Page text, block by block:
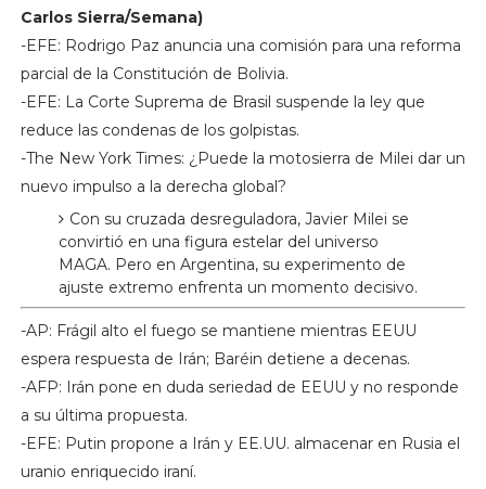
Carlos Sierra/Semana)
-EFE: Rodrigo Paz anuncia una comisión para una reforma
parcial de la Constitución de Bolivia.
-EFE: La Corte Suprema de Brasil suspende la ley que
reduce las condenas de los golpistas.
-The New York Times: ¿Puede la motosierra de Milei dar un
nuevo impulso a la derecha global?
Con su cruzada desreguladora, Javier Milei se
convirtió en una figura estelar del universo
MAGA. Pero en Argentina, su experimento de
ajuste extremo enfrenta un momento decisivo.
-AP: Frágil alto el fuego se mantiene mientras EEUU
espera respuesta de Irán; Baréin detiene a decenas.
-AFP: Irán pone en duda seriedad de EEUU y no responde
a su última propuesta.
-EFE: Putin propone a Irán y EE.UU. almacenar en Rusia el
uranio enriquecido iraní.